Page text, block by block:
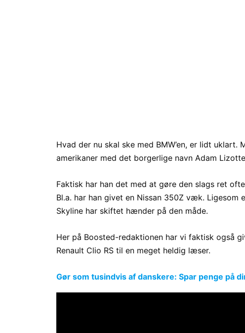
Hvad der nu skal ske med BMW’en, er lidt
amerikaner med det borgerlige navn Adam
Faktisk har han det med at gøre den slags ret
Bl.a. har han givet en Nissan 350Z væk. Ligesom
Skyline har skiftet hænder på den måde.
Her på Boosted-redaktionen har vi faktisk også
Renault Clio RS til en meget heldig læser.
Gør som tusindvis af danskere: Spar penge på